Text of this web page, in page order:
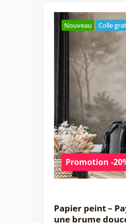
Nouveau Colle
Promotion -
Papier peint –
une brume